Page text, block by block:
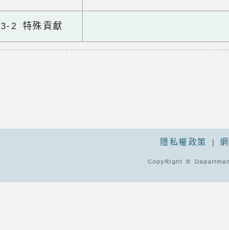
3-2 特殊貢獻
隱私權政策 |
CopyRight ©